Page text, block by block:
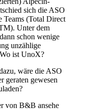
sich die ASO
Teams (Total Direct
Unter dem
schon wenige
unzählige
ist UnoX?
wäre die ASO
geraten gewesen
von B&B ansehe